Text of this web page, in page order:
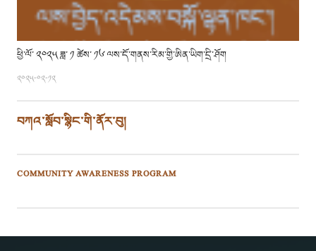
ཕྱི་ལོ་ ༢༠༢༥ ཟླ་ ༡ ཚེས་ ༡༦ ལས་དོ་གནས་རིམ་གྱི་ཨིན་ཡིག་དྲི་ཤོག
༢༠༢༥-༠༢-༡༢
བཀའ་སློབ་སྙིང་གི་ནོར་བུ།
COMMUNITY AWARENESS PROGRAM